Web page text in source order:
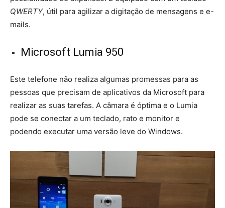
QWERTY, útil para agilizar a digitação de mensagens e e-
mails.
Microsoft Lumia 950
Este telefone não realiza algumas promessas para as
pessoas que precisam de aplicativos da Microsoft para
realizar as suas tarefas. A câmara é óptima e o Lumia
pode se conectar a um teclado, rato e monitor e
podendo executar uma versão leve do Windows.